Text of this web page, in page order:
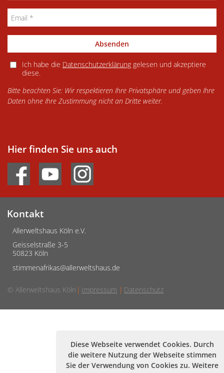
Diese Webseite verwendet Cookies. Durch
die weitere Nutzung der Webseite stimmen
Sie der Verwendung von Cookies zu. Weitere
Absenden
Ich habe die Datenschutzerklärunggelesen und akzeptiere
diese.
Bitte beachten Sie: Wir respektieren Ihre Privatsphäre und geben Ihre
Daten ohne Ihre Zustimmung nicht an Dritte weiter.
Hier finden Sie uns auch
Kontakt
Allerweltshaus Köln e.V.
Geisselstraße 3-5
50823 Köln
stimmenafrikas@allerweltshaus.de
© Allerweltshaus Köln Impressum Datenschutz